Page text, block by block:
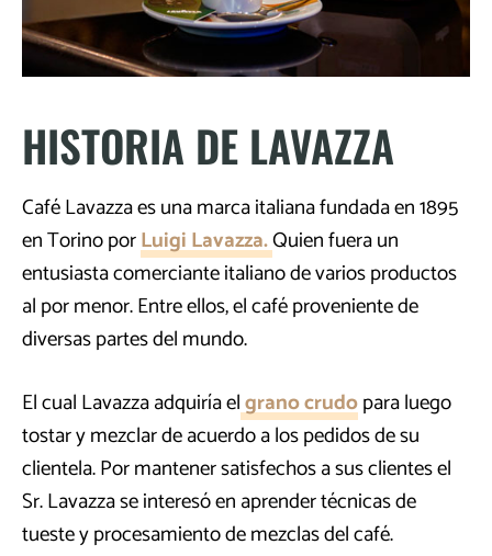
HISTORIA DE LAVAZZA
Café Lavazza es una marca italiana fundada en 1895
en Torino porLuigi Lavazza.Quien fuera un
entusiasta comerciante italiano de varios productos
al por menor. Entre ellos, el café proveniente de
diversas partes del mundo.
El cual Lavazza adquiría elgrano crudopara luego
tostar y mezclar de acuerdo a los pedidos de su
clientela. Por mantener satisfechos a sus clientes el
Sr. Lavazza se interesó en aprender técnicas de
tueste y procesamiento de mezclas del café.